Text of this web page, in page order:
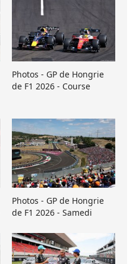
Photos - GP de Hongrie
de F1 2026 - Course
Photos - GP de Hongrie
de F1 2026 - Samedi